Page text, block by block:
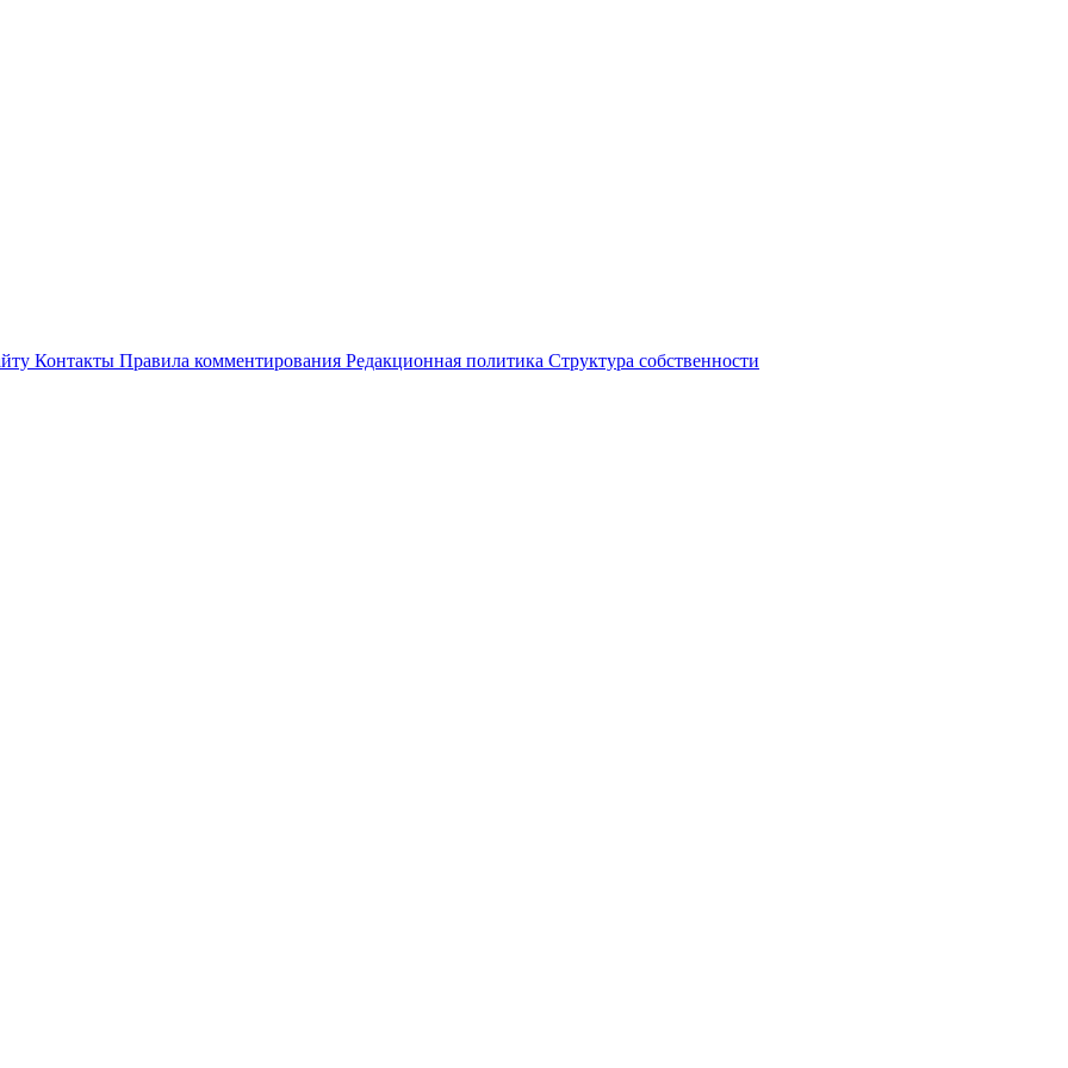
Контакты Правила комментирования Редакционная политика Структура собственности